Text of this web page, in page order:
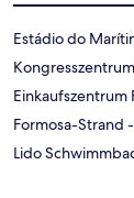
Estádio do
Einkaufszentrum
Formosa-Strand
Lido